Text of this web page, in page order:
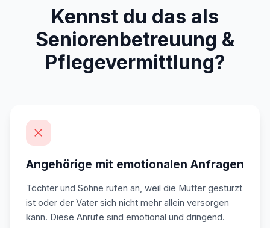
Kennst du das als
Seniorenbetreuung &
Pflegevermittlung?
Angehörige mit emotionalen Anfragen
Töchter und Söhne rufen an, weil die Mutter gestürzt
ist oder der Vater sich nicht mehr allein versorgen
kann. Diese Anrufe sind emotional und dringend.